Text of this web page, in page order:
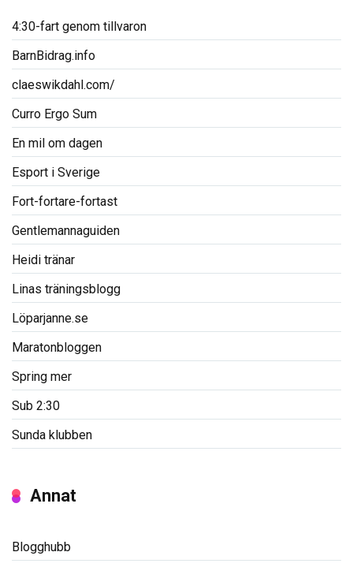
4:30-fart genom tillvaron
BarnBidrag.info
claeswikdahl.com/
Curro Ergo Sum
En mil om dagen
Esport i Sverige
Fort-fortare-fortast
Gentlemannaguiden
Heidi tränar
Linas träningsblogg
Löparjanne.se
Maratonbloggen
Spring mer
Sub 2:30
Sunda klubben
Annat
Blogghubb